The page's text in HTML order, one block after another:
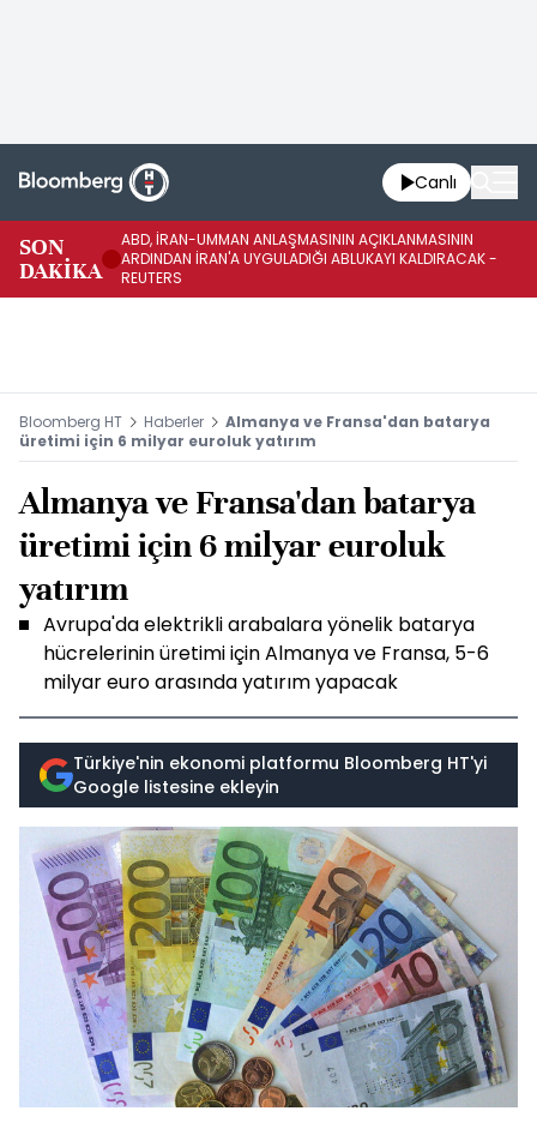
Canlı
SON
DAKİKA
ABD, İRAN-UMMAN ANLAŞMASININ AÇIKLANMASININ
ARDINDAN İRAN'A UYGULADIĞI ABLUKAYI KALDIRACAK -
REUTERS
Bloomberg HT Haberler
Almanya ve Fransa'dan batarya
üretimi için 6 milyar euroluk yatırım
Almanya ve Fransa'dan batarya
üretimi için 6 milyar euroluk
yatırım
Avrupa'da elektrikli arabalara yönelik batarya
hücrelerinin üretimi için Almanya ve Fransa, 5-6
milyar euro arasında yatırım yapacak
Türkiye'nin ekonomi platformu Bloomberg HT'yi
Google listesine ekleyin